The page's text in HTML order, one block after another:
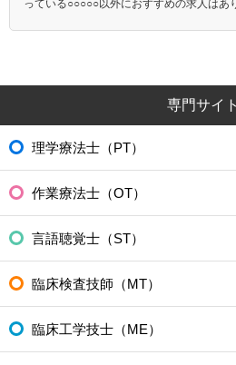
っている○○○○○以外におすすめの求人はあ
専門サイト
理学療法士（PT）
作業療法士（OT）
言語聴覚士（ST）
臨床検査技師（MT）
臨床工学技士（ME）